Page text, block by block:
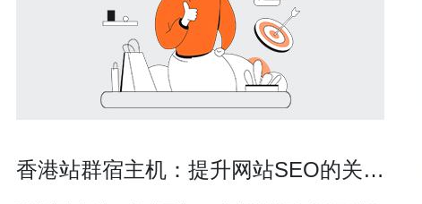
香港站群宿主机：提升网站SEO的关键